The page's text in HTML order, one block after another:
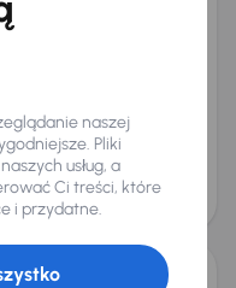
T-GDI
76 000 zł
naszej
Pliki
usług, a
Ci treści, które
i przydatne.